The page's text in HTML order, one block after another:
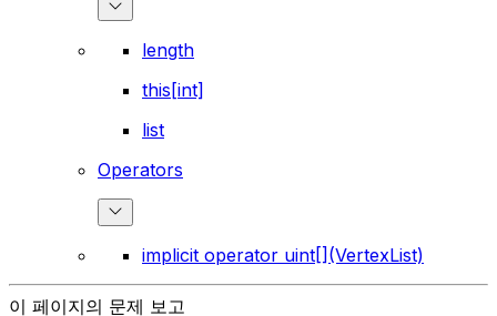
length
this[int]
list
Operators
implicit operator uint[](VertexList)
이 페이지의 문제 보고